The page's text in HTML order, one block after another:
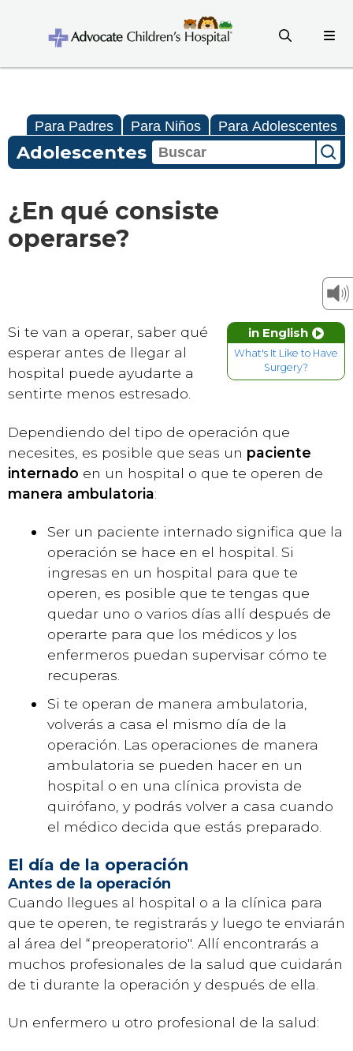
Para Padres Para Niños Para Adolescentes
Adolescentes
¿En qué consiste
operarse?
in English
What's It Like to Have
Surgery?
Si te van a operar, saber qué
esperar antes de llegar al
hospital puede ayudarte a
sentirte menos estresado.
Dependiendo del tipo de operación que
necesites, es posible que seas un paciente
internado en un hospital o que te operen de
manera ambulatoria:
Ser un paciente internado significa que la
operación se hace en el hospital. Si
ingresas en un hospital para que te
operen, es posible que te tengas que
quedar uno o varios días allí después de
operarte para que los médicos y los
enfermeros puedan supervisar cómo te
recuperas.
Si te operan de manera ambulatoria,
volverás a casa el mismo día de la
operación. Las operaciones de manera
ambulatoria se pueden hacer en un
hospital o en una clínica provista de
quirófano, y podrás volver a casa cuando
el médico decida que estás preparado.
El día de la operación
Antes de la operación
Cuando llegues al hospital o a la clínica para
que te operen, te registrarás y luego te enviarán
al área del “preoperatorio". Allí encontrarás a
muchos profesionales de la salud que cuidarán
de ti durante la operación y después de ella.
Un enfermero u otro profesional de la salud: